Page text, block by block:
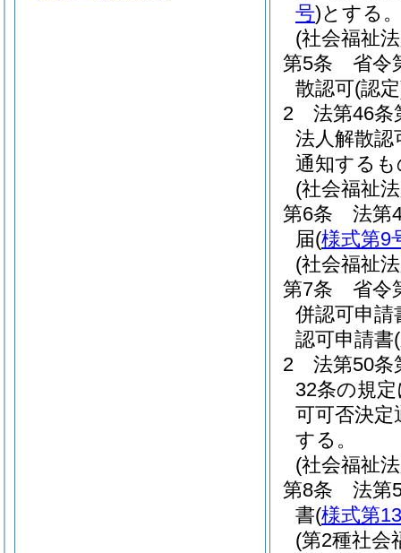
号)とする
(社会福祉
第5条
省令
散認可(認
2
法第46条
法人解散認
通知する
(社会福祉
第6条
法第
届(様式第9
(社会福祉
第7条
省令
併認可申請
認可申請書
2
法第50条
32条の規
可可否決定
する。
(社会福祉
第8条
法第
書(様式第
(第2種社会